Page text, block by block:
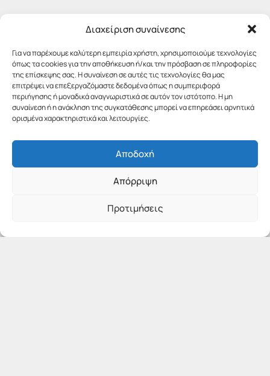
Διαχείριση συναίνεσης
Για να παρέχουμε καλύτερη εμπειρία χρήστη, χρησιμοποιούμε τεχνολογίες
όπως τα cookies για την αποθήκευση ή/και την πρόσβαση σε πληροφορίες
της επίσκεψης σας. Η συναίνεση σε αυτές τις τεχνολογίες θα μας
επιτρέψει να επεξεργαζόμαστε δεδομένα όπως η συμπεριφορά
περιήγησης ή μοναδικά αναγνωριστικά σε αυτόν τον ιστότοπο. Η μη
συναίνεση ή η ανάκληση της συγκατάθεσης μπορεί να επηρεάσει αρνητικά
ορισμένα χαρακτηριστικά και λειτουργίες.
Αποδοχή
Απόρριψη
Προτιμήσεις